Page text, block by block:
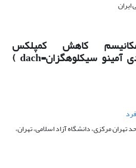
کاهش کمپلکس
[(PtIV[Cl4(dach (دی آمینو سیکلوهگزان=dach )
مرکزی، دانشگاه آزاد اسلامی، تهران،